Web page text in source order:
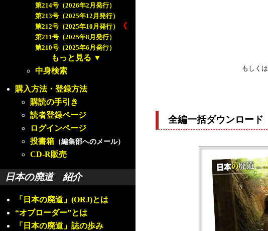
第214号（2026年2月発行）
第213号（2025年12月発行）
第212号（2025年10月発行）
《
第211号（2025年8月発行）
第210号（2025年6月発行）
もっと見る ▼
中身検索
購入方法・登録方法
購読の手引き
読者登録ページ
ログインページ
投書箱 （編集部へのメール）
CD-R販売
日本の廃道 紹介
「日本の廃道」(ORJ)とは
“オブローダー”とは
「日本の廃道」誌の歩み
もしくは
全編一括ダウンロード